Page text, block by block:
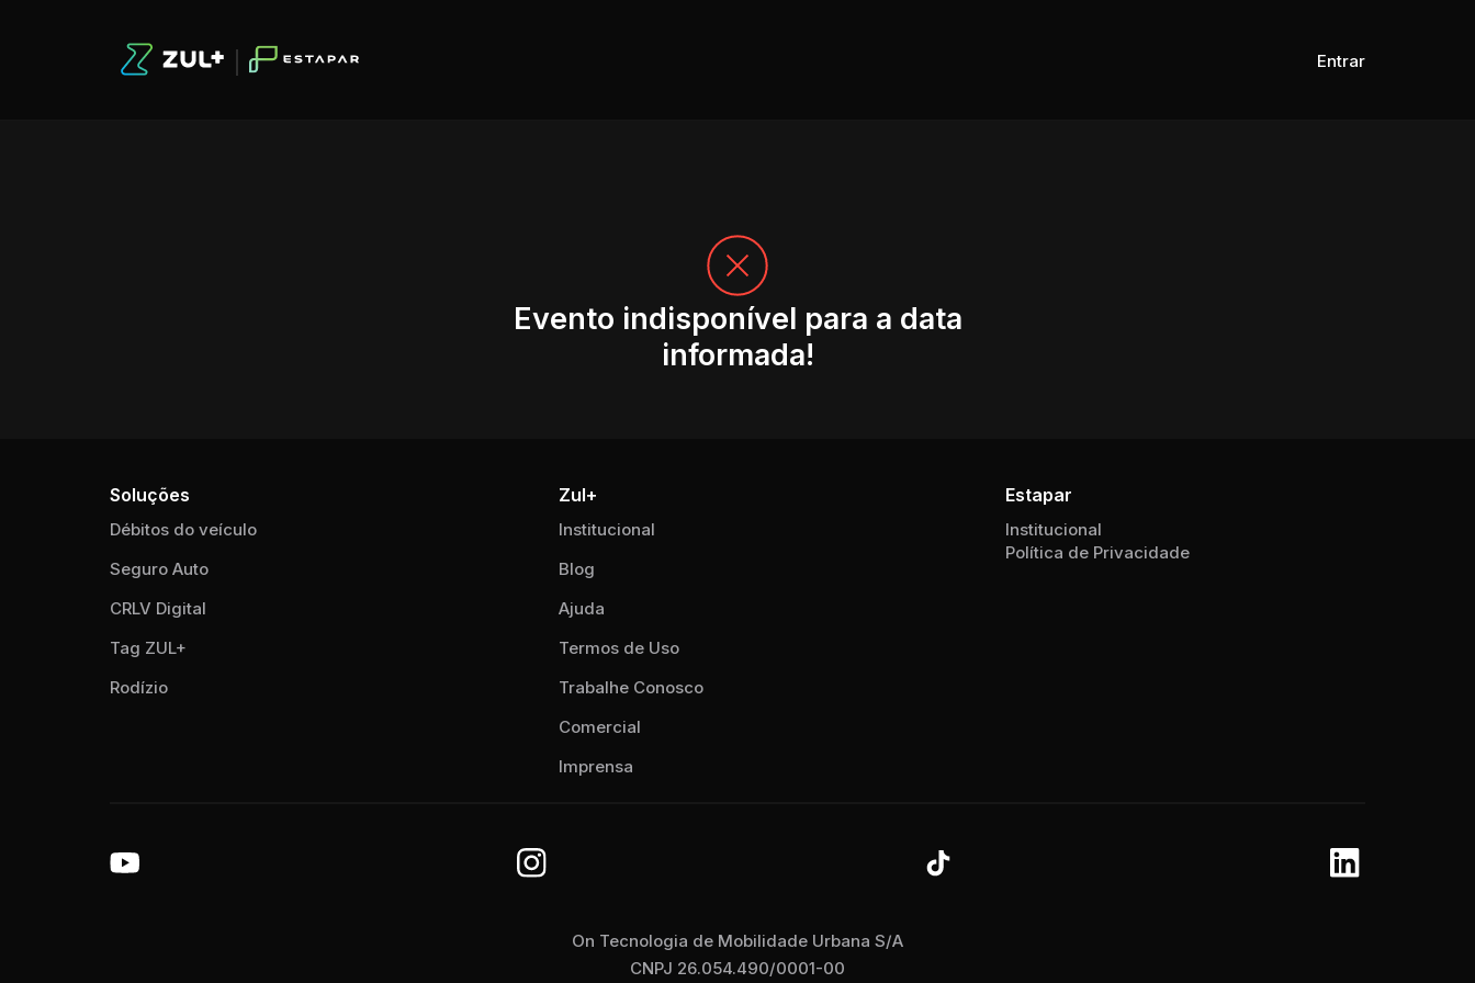
Entrar
Evento indisponível para a data
informada!
Estapar
Institucional
Política de Privacidade
Soluções
Débitos do veículo
Seguro Auto
CRLV Digital
Tag ZUL+
Rodízio
Zul+
Institucional
Blog
Ajuda
Termos de Uso
Trabalhe Conosco
Comercial
Imprensa
On Tecnologia de Mobilidade Urbana S/A
CNPJ 26.054.490/0001-00